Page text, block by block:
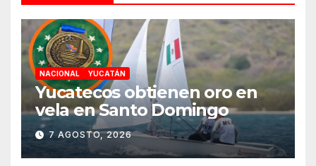
NACIONAL YUCATÁN
Yucatecos obtienen oro en
vela en Santo Domingo
7 AGOSTO, 2026